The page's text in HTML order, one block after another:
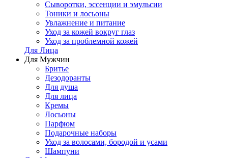
Сыворотки, эссенции и эмульсии
Тоники и лосьоны
Увлажнение и питание
Уход за кожей вокруг глаз
Уход за проблемной кожей
Для Лица
Для Мужчин
Бритье
Дезодоранты
Для душа
Для лица
Кремы
Лосьоны
Парфюм
Подарочные наборы
Уход за волосами, бородой и усами
Шампуни